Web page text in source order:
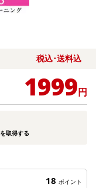
税込･送料込
1999円
を取得する
18 ポイント